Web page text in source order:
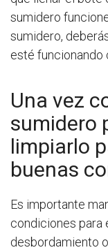
sumidero
sumidero,
esté funcionando
Una vez
sumidero
limpiarlo
buenas
Es importante
condiciones para
desbordamiento